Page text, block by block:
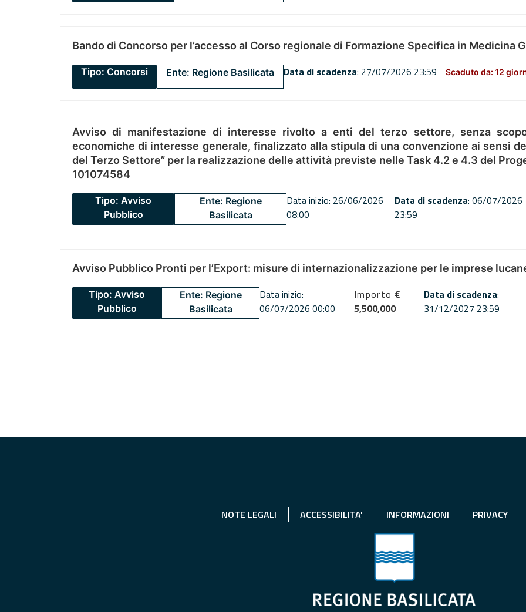
Bando di Concorso per l’accesso al Corso regionale di Formazione Specifica in Medicina
Tipo: Concorsi Ente: Regione Basilicata Data di scadenza: 27/07/2026 23:59 Scaduto da: 12
Avviso di manifestazione di interesse rivolto a enti del terzo settore, senza
economiche di interesse generale, finalizzato alla stipula di una convenzione ai sensi
del Terzo Settore” per la realizzazione delle attività previste nelle Task 4.2 e 4.3 del
101074584
Tipo: Avviso
Pubblico
Ente: Regione
Basilicata
Data inizio: 26/06/2026
08:00
Data di scadenza: 06/07/2026
23:59
Avviso Pubblico Pronti per l’Export: misure di internazionalizzazione per le imprese
Tipo: Avviso
Pubblico
Ente: Regione
Basilicata
Data inizio:
06/07/2026 00:00
Importo €
5,500,000
Data di scadenza:
31/12/2027 23:59
NOTE LEGALI ACCESSIBILITA' INFORMAZIONI PRIVACY